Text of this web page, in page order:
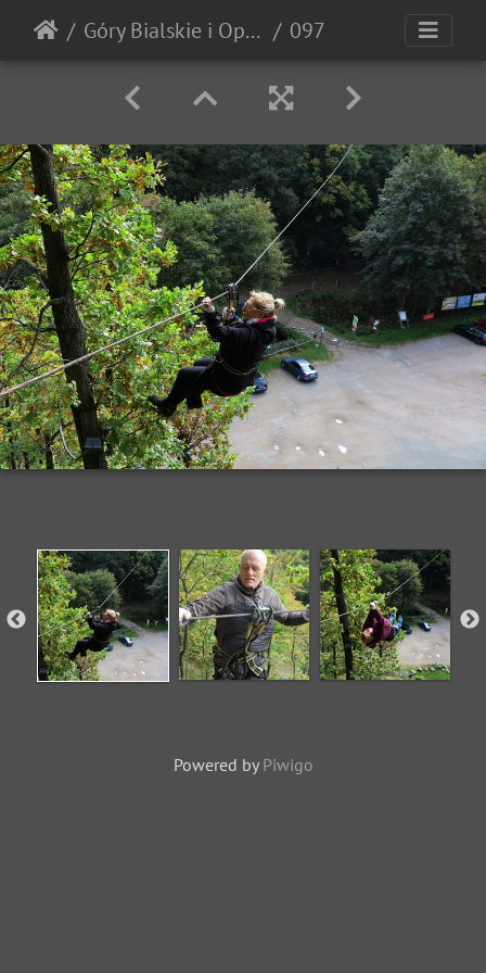
Góry Bialskie i Opawskie (październik 2020) 097
Powered by Piwigo